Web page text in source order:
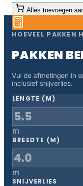
Alles toevoegen
HOEVEEL PAKKEN
PAKKEN
Vul de afmetingen in
inclusief snijverlies.
LENGTE (M)
m
BREEDTE (M)
m
SNIJVERLIES